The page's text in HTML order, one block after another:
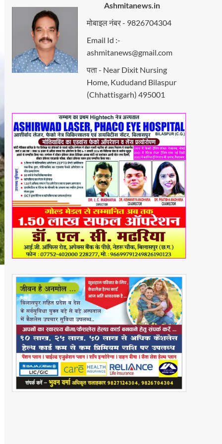
Ashmitanews.in
मोबाइल नंबर - 9826704304
Email Id :-
ashmitanews@gmail.com
पता - Near Dixit Nursing
Home, Kududand Bilaspur
(Chhattisgarh) 495001